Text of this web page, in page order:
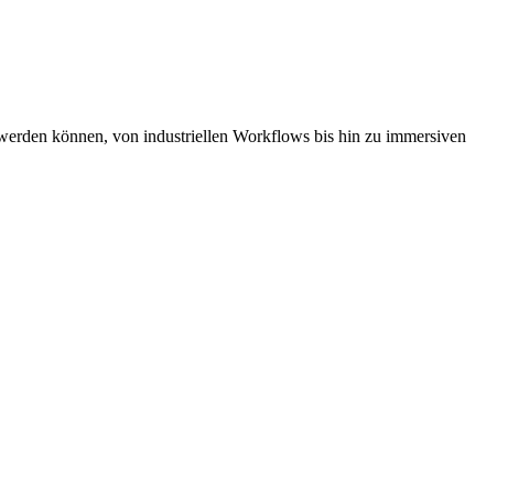
können, von industriellen Workflows bis hin zu immersiven